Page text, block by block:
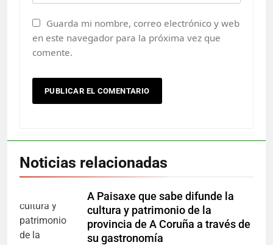
Guarda mi nombre, correo electrónico y web
en este navegador para la próxima vez que
comente.
Noticias relacionadas
A Paisaxe que sabe difunde la
cultura y patrimonio de la
provincia de A Coruña a través de
su gastronomía